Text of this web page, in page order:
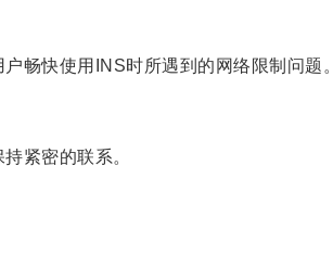
快使用INS时所遇到的网络限制问题。
紧密的联系。